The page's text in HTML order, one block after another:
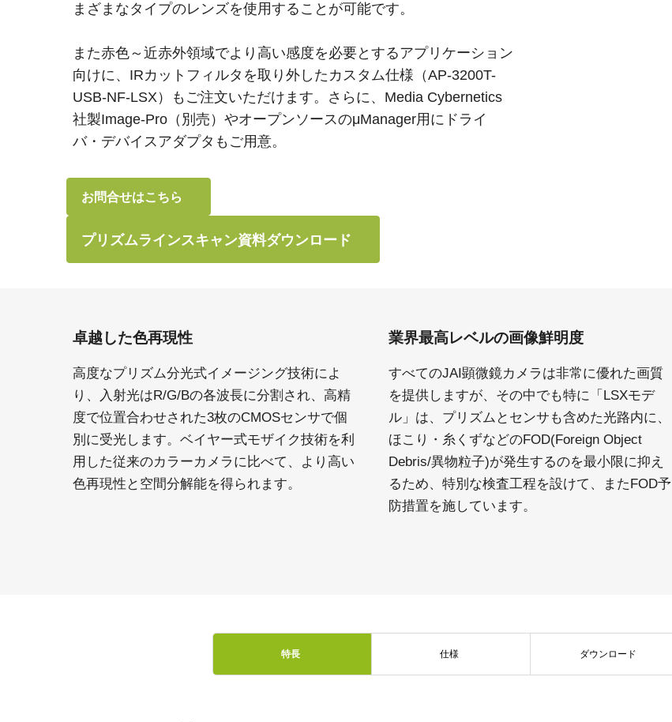
まざまなタイプのレンズを使用することが可能です。
また赤色～近赤外領域でより高い感度を必要とするアプリケーション
向けに、IRカットフィルタを取り外したカスタム仕様（AP-3200T-
USB-NF-LSX）もご注文いただけます。さらに、Media Cybernetics
社製Image-Pro（別売）やオープンソースのμManager用にドライ
バ・デバイスアダプタもご用意。
お問合せはこちら
プリズムラインスキャン資料ダウンロード
卓越した色再現性
高度なプリズム分光式イメージング技術によ
り、入射光はR/G/Bの各波長に分割され、高精
度で位置合わせされた3枚のCMOSセンサで個
別に受光します。ベイヤー式モザイク技術を利
用した従来のカラーカメラに比べて、より高い
色再現性と空間分解能を得られます。
業界最高レベルの画像鮮明度
すべてのJAI顕微鏡カメラは非常に優れた画質
を提供しますが、その中でも特に「LSXモデ
ル」は、プリズムとセンサも含めた光路内に、
ほこり・糸くずなどのFOD(Foreign Object
Debris/異物粒子)が発生するのを最小限に抑え
るため、特別な検査工程を設けて、またFOD予
防措置を施しています。
特長 仕様 ダウンロード